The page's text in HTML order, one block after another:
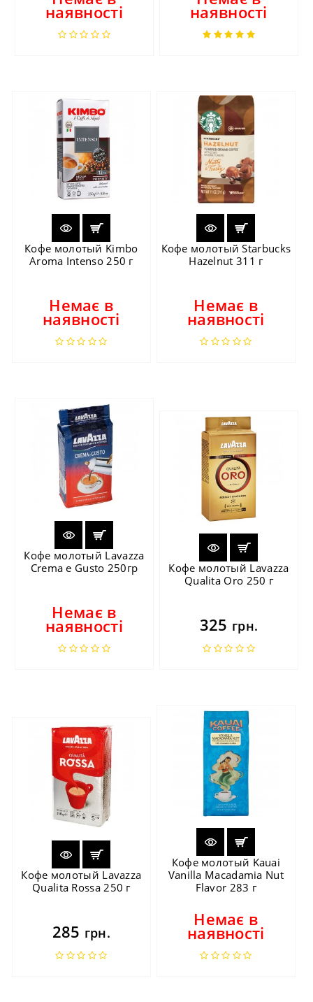
наявності наявності
Кофе молотый Kimbo
Aroma Intenso 250 г
Немає в
наявності
Кофе молотый Starbucks
Hazelnut 311 г
Немає в
наявності
Кофе молотый Lavazza
Crema e Gusto 250гр
Немає в
наявності
Кофе молотый Lavazza
Qualita Oro 250 г
325 грн.
Кофе молотый Lavazza
Qualita Rossa 250 г
285 грн.
Кофе молотый Kauai
Vanilla Macadamia Nut
Flavor 283 г
Немає в
наявності